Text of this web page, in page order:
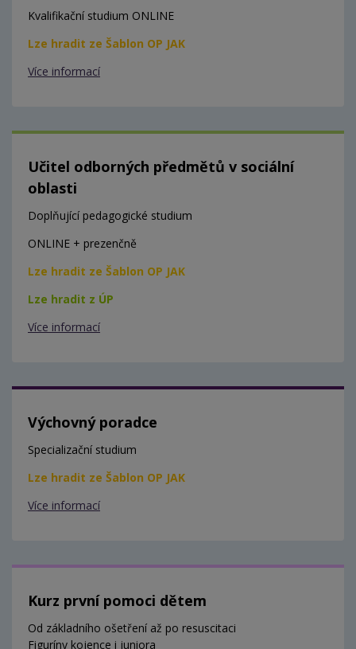
Kvalifikační studium ONLINE
Lze hradit ze Šablon OP JAK
Více informací
Učitel odborných předmětů v sociální
oblasti
Doplňující pedagogické studium
ONLINE + prezenčně
Lze hradit ze Šablon OP JAK
Lze hradit z ÚP
Více informací
Výchovný poradce
Specializační studium
Lze hradit ze Šablon OP JAK
Více informací
Kurz první pomoci dětem
Od základního ošetření až po resuscitaci
Figuríny kojence i juniora